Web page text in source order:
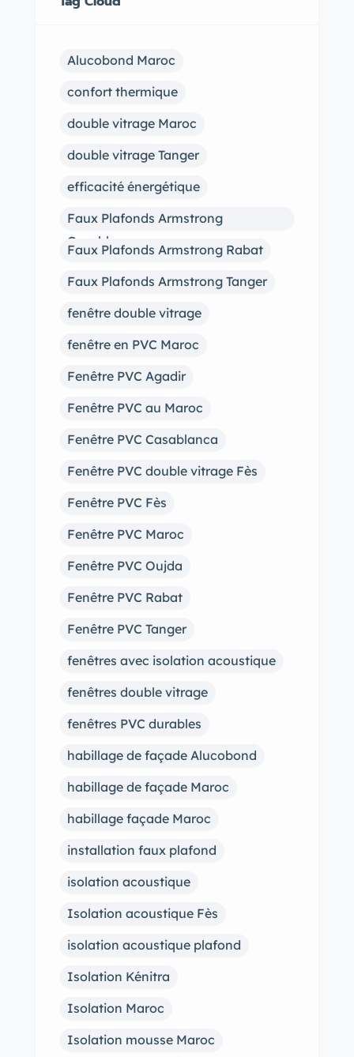
Alucobond Maroc
confort thermique
double vitrage Maroc
double vitrage Tanger
efficacité énergétique
Faux Plafonds Armstrong
Casablanca
Faux Plafonds Armstrong Rabat
Faux Plafonds Armstrong Tanger
fenêtre double vitrage
fenêtre en PVC Maroc
Fenêtre PVC Agadir
Fenêtre PVC au Maroc
Fenêtre PVC Casablanca
Fenêtre PVC double vitrage Fès
Fenêtre PVC Fès
Fenêtre PVC Maroc
Fenêtre PVC Oujda
Fenêtre PVC Rabat
Fenêtre PVC Tanger
fenêtres avec isolation acoustique
fenêtres double vitrage
fenêtres PVC durables
habillage de façade Alucobond
habillage de façade Maroc
habillage façade Maroc
installation faux plafond
isolation acoustique
Isolation acoustique Fès
isolation acoustique plafond
Isolation Kénitra
Isolation Maroc
Isolation mousse Maroc